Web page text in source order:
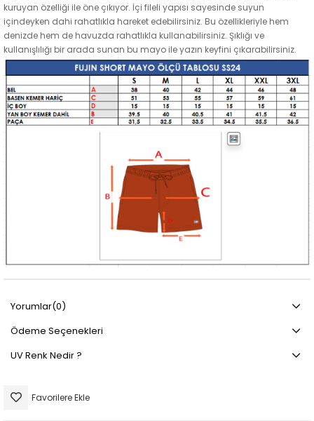
kuruyan özelliği ile öne çıkıyor. İçi fileli yapısı sayesinde suyun
içindeyken dahi rahatlıkla hareket edebilirsiniz. Bu özellikleriyle hem
denizde hem de havuzda rahatlıkla kullanabilirsiniz. Şıklığı ve
kullanışlılığı bir arada sunan bu mayo ile yazın keyfini çıkarabilirsiniz.
Yorumlar(0)
Ödeme Seçenekleri
UV Renk Nedir ?
Favorilere Ekle